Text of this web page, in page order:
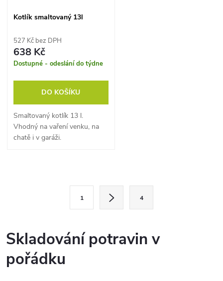
Kotlík smaltovaný 13l
527 Kč bez DPH
638 Kč
Dostupné - odeslání do týdne
DO KOŠÍKU
Smaltovaný kotlík 13 l.
Vhodný na vaření venku, na
chatě i v garáži.
á
d
á
n
k
1 4
Skladování potravin v
pořádku